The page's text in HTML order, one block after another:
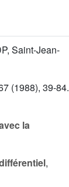
Saint-Jean-
(1988), 39-84.
la
,